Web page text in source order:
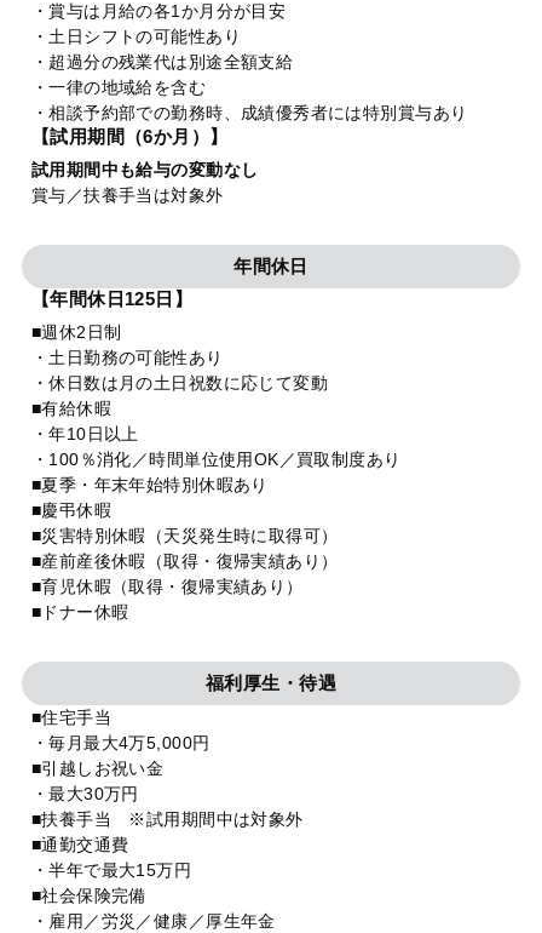
・賞与は月給の各1か月分が目安
・土日シフトの可能性あり
・超過分の残業代は別途全額支給
・一律の地域給を含む
・相談予約部での勤務時、成績優秀者には特別賞与あり
【試用期間（6か月）】
試用期間中も給与の変動なし
賞与／扶養手当は対象外
年間休日
【年間休日125日】
■週休2日制
・土日勤務の可能性あり
・休日数は月の土日祝数に応じて変動
■有給休暇
・年10日以上
・100％消化／時間単位使用OK／買取制度あり
■夏季・年末年始特別休暇あり
■慶弔休暇
■災害特別休暇（天災発生時に取得可）
■産前産後休暇（取得・復帰実績あり）
■育児休暇（取得・復帰実績あり）
■ドナー休暇
福利厚生・待遇
■住宅手当
・毎月最大4万5,000円
■引越しお祝い金
・最大30万円
■扶養手当 ※試用期間中は対象外
■通勤交通費
・半年で最大15万円
■社会保険完備
・雇用／労災／健康／厚生年金